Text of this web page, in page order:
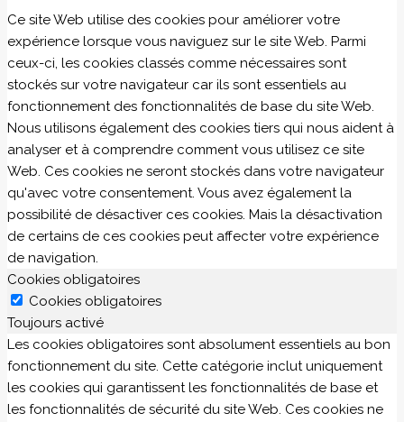
Ce site Web utilise des cookies pour améliorer votre
expérience lorsque vous naviguez sur le site Web. Parmi
ceux-ci, les cookies classés comme nécessaires sont
stockés sur votre navigateur car ils sont essentiels au
fonctionnement des fonctionnalités de base du site Web.
Nous utilisons également des cookies tiers qui nous aident à
analyser et à comprendre comment vous utilisez ce site
Web. Ces cookies ne seront stockés dans votre navigateur
qu'avec votre consentement. Vous avez également la
possibilité de désactiver ces cookies. Mais la désactivation
de certains de ces cookies peut affecter votre expérience
de navigation.
Cookies obligatoires
Cookies obligatoires
Toujours activé
Les cookies obligatoires sont absolument essentiels au bon
fonctionnement du site. Cette catégorie inclut uniquement
les cookies qui garantissent les fonctionnalités de base et
les fonctionnalités de sécurité du site Web. Ces cookies ne